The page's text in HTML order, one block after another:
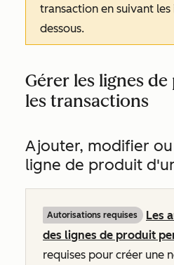
transaction en suivant
dessous.
Gérer les lignes
les transactions
Ajouter, modifier
ligne de produit
Autorisations requises
Les
des lignes de produit
requises pour créer une